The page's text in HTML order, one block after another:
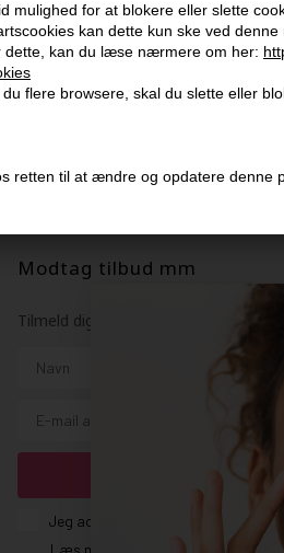
mulighed for at blokere eller slette
kan dette kun ske ved denne
dette, kan du læse nærmere om her:
flere browsere, skal du slette eller
retten til at ændre og opdatere denne
på hele
du handler
Modtag tilbud mm
Tilmeld dig nyhedsbrev - du kan altid
ConsentJeg accepterer vilkår og betingelser.
Læs mere her